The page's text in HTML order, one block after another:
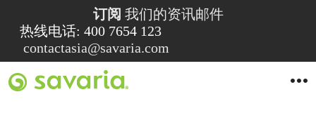
订阅 我们的资讯邮件
热线电话: 400 7654 123
contactasia@savaria.com
O